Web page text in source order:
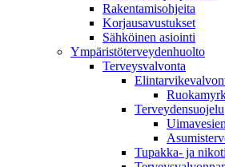
Rakentamisohjeita
Korjausavustukset
Sähköinen asiointi
Ympäristöterveydenhuolto
Terveysvalvonta
Terveydensuojelu
Tupakka- ja